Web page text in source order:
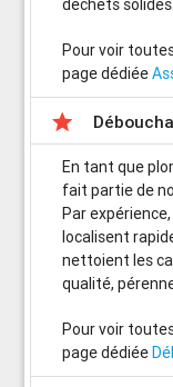
déchets solides.
Pour voir
page dédiée

En tant que
fait partie de
Par
localisent
nettoient les
qualité,
Pour voir
page dédiée